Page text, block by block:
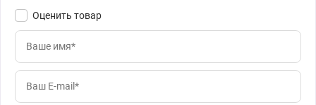
Оценить товар